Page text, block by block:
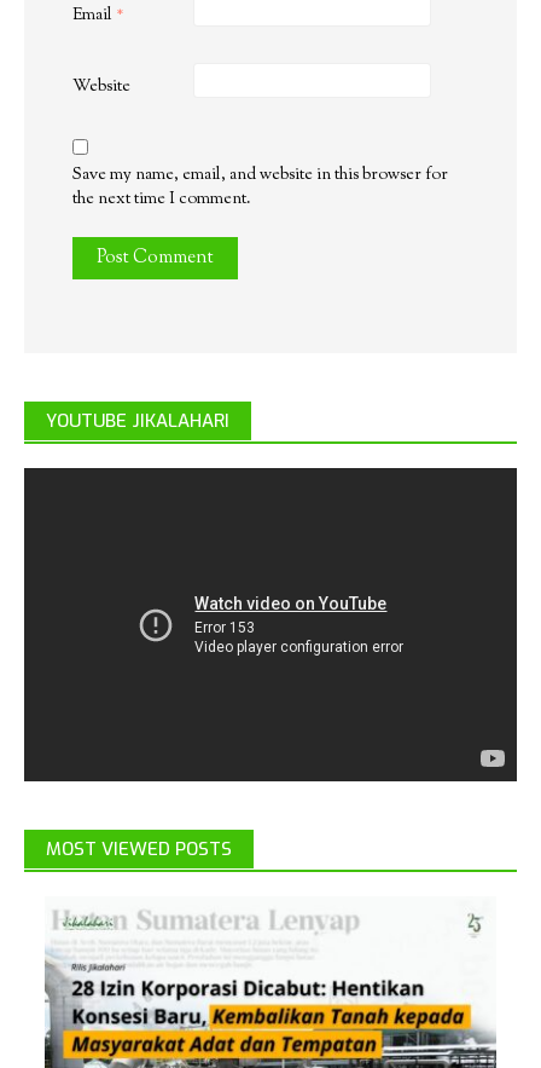
Email *
Website
Save my name, email, and website in this browser for
the next time I comment.
YOUTUBE JIKALAHARI
MOST VIEWED POSTS